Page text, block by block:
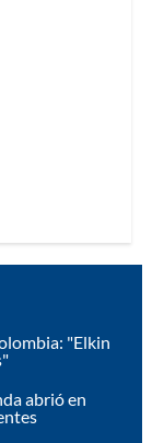
"Elkin
abrió en